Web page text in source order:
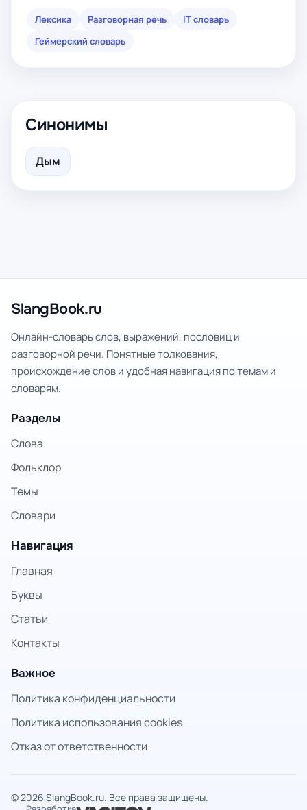
Лексика Разговорная речь
IT словарь
Геймерский словарь
Синонимы
Дым
SlangBook.ru
Онлайн-словарь слов, выражений, пословиц и
разговорной речи. Понятные толкования,
происхождение слов и удобная навигация по темам и
словарям.
Разделы
Слова
Фольклор
Темы
Словари
Навигация
Главная
Буквы
Статьи
Контакты
Важное
Политика конфиденциальности
Политика использования cookies
Отказ от ответственности
© 2026 SlangBook.ru. Все права защищены.